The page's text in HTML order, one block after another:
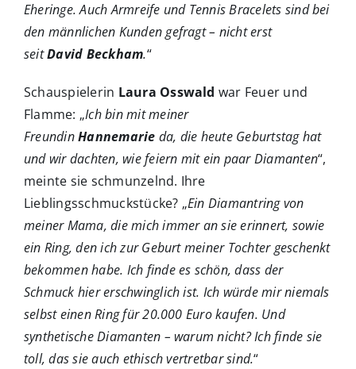
Eheringe. Auch Armreife und Tennis Bracelets sind bei
den männlichen Kunden gefragt – nicht erst
seitDavid Beckham.“
Schauspielerin Laura Osswald war Feuer und
Flamme: „Ich bin mit meiner
FreundinHannemarie da, die heute Geburtstag hat
und wir dachten, wie feiern mit ein paar Diamanten“,
meinte sie schmunzelnd. Ihre
Lieblingsschmuckstücke? „Ein Diamantring von
meiner Mama, die mich immer an sie erinnert, sowie
ein Ring, den ich zur Geburt meiner Tochter geschenkt
bekommen habe. Ich finde es schön, dass der
Schmuck hier erschwinglich ist. Ich würde mir niemals
selbst einen Ring für 20.000 Euro kaufen. Und
synthetische Diamanten – warum nicht? Ich finde sie
toll, das sie auch ethisch vertretbar sind.“